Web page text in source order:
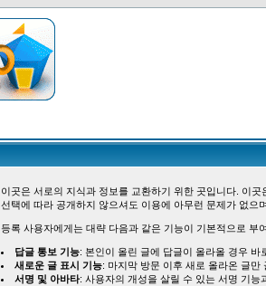
이곳은 서로의 지식과 정보를 교환하기 위한 곳입니다. 이
선택에 따라 공개하지 않으셔도 이용에 아무런 문제가 없으
등록 사용자에게는 대략 다음과 같은 기능이 기본적으로 부
답글 통보 기능: 본인이 올린 글에 답글이 올라올 경우 바
새로운 글 표시 기능: 마지막 방문 이후 새로 올라온 글만
서명 및 아바타: 사용자의 개성을 살릴 수 있는 서명 기능